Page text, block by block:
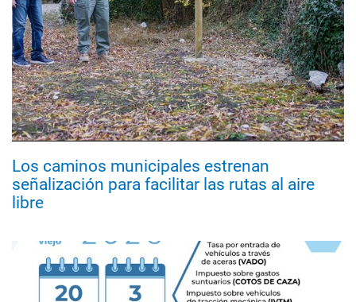
Los caminos municipales estrenan
señalización para facilitar las rutas al aire
libre